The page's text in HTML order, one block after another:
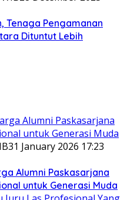
Tenaga Pengamanan
Dituntut Lebih
31 January 2026 17:23
Alumni Paskasarjana
untuk Generasi Muda